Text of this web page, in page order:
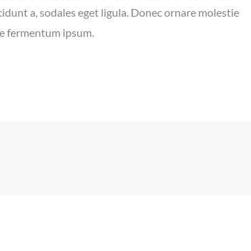
a, sodales eget ligula. Donec ornare molestie
fermentum ipsum.